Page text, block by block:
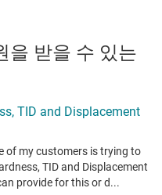
을 받을 수 있는